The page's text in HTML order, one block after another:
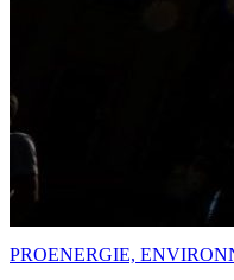
PROENERGIE,